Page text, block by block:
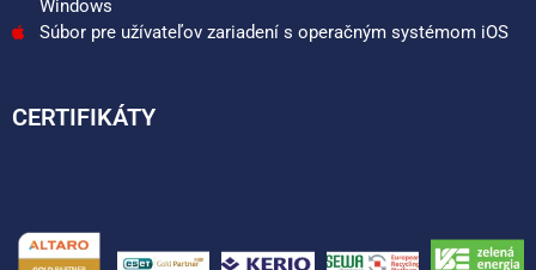
Windows
Súbor pre užívateľov zariadení s operačným systémom iOS
CERTIFIKÁTY